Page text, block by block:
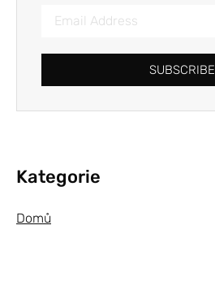
SUBSCRIBE
Kategorie
Domů